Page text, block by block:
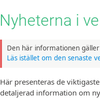
Nyheterna i
Den här informationen
Läs istället om den senaste
Här presenteras de
detaljerad information om